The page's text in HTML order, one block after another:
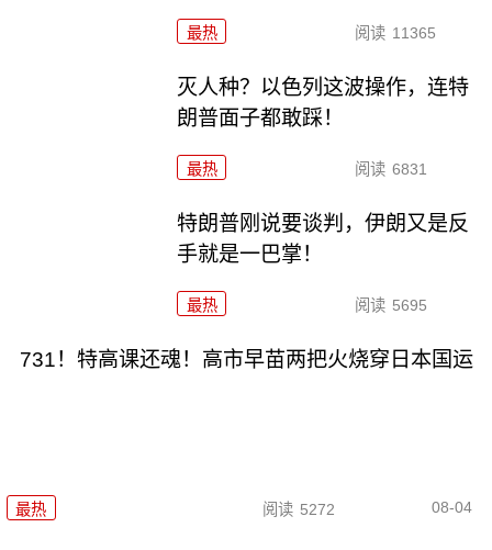
最热 阅读 11365
灭人种？以色列这波操作，连特
朗普面子都敢踩！
最热 阅读 6831
特朗普刚说要谈判，伊朗又是反
手就是一巴掌！
最热 阅读 5695
731！特高课还魂！高市早苗两把火烧穿日本国运
最热 阅读 5272 08-04